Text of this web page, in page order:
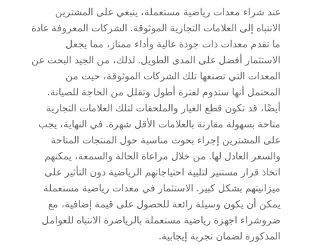
عند شراء معدات رياضية مستعملة، ينبغي على المشترين
الانتباه إلى العلامات التجارية الموثوقة. الشركات المعروفة عادة
ما تقدم معدات ذات جودة عالية وأداء ممتاز، مما يجعل
الاستثمار أفضل على المدى الطويل. لذلك، من الجيد البحث عن
المعدات التي تصنعها تلك الشركات الموثوقة، حيث من
المحتمل أنها ستدوم لفترة أطول وتقلل من الحاجة للصيانة.
أيضًا، قد تكون قطع الغيار والملحقات لتلك العلامات التجارية
متاحة بسهولة مقارنة بالعلامات الأقل شهرة. في النهاية، يجب
على المشترين إجراء بحوث مناسبة حول المنتجات المتاحة
والسعر العادل لها. من خلال مراعاة الحالة والسمعة، يمكنهم
اتخاذ قرار مستنير لتلبية احتياجاتهم الرياضية دون التأثير على
ميزانيتهم بشكل كبير. الاستثمار في معدات رياضية مستعملة
يمكن أن يكون وسيلة رائعة للحصول على قيمة إضافية، مع
ضروشراء اجهزة رياضية مستعملة بالرياضرة الانتباه للعوامل
المذكورة لضمان تجربة إيجابية.